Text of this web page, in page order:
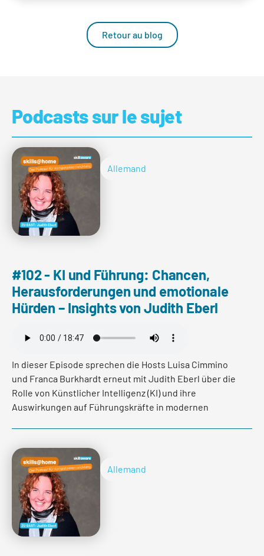
Retour au blog
Podcasts sur le sujet
Allemand
#102 - KI und Führung: Chancen,
Herausforderungen und emotionale
Hürden – Insights von Judith Eberl
In dieser Episode sprechen die Hosts Luisa Cimmino
und Franca Burkhardt erneut mit Judith Eberl über die
Rolle von Künstlicher Intelligenz (KI) und ihre
Auswirkungen auf Führungskräfte in modernen
Arbeitswelt ihre eigenen Ängste und Emotionen im
Umgang mit KI bewältigen können und welche neuen
Kompetenzen gefragt sind.
Judith erzählt von ihrer Erfahrung mit dem KI-
gesteuerten Roboter Matilda, der sowohl im
Gesundheitswesen als auch im Recruiting-Prozess
Allemand